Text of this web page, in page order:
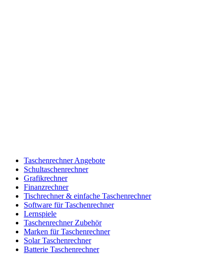
Taschenrechner Angebote
Schultaschenrechner
Grafikrechner
Finanzrechner
Tischrechner & einfache Taschenrechner
Software für Taschenrechner
Lernspiele
Taschenrechner Zubehör
Marken für Taschenrechner
Solar Taschenrechner
Batterie Taschenrechner